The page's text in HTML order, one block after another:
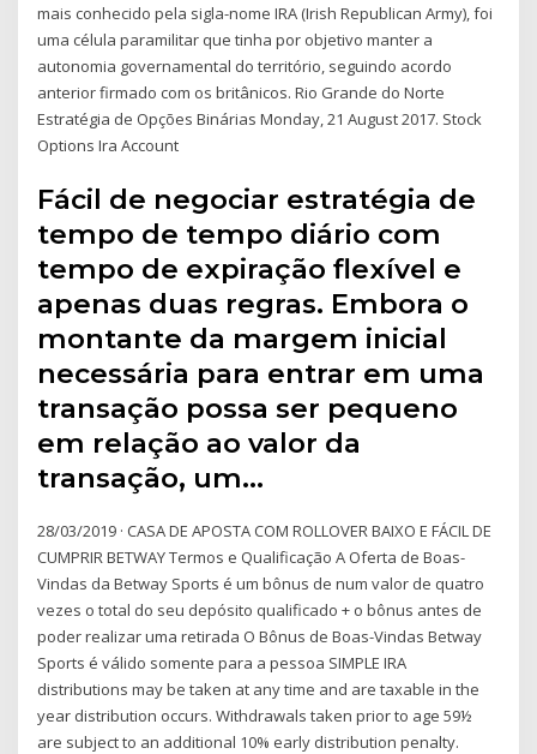
mais conhecido pela sigla-nome IRA (Irish Republican Army), foi
uma célula paramilitar que tinha por objetivo manter a
autonomia governamental do território, seguindo acordo
anterior firmado com os britânicos. Rio Grande do Norte
Estratégia de Opções Binárias Monday, 21 August 2017. Stock
Options Ira Account
Fácil de negociar estratégia de
tempo de tempo diário com
tempo de expiração flexível e
apenas duas regras. Embora o
montante da margem inicial
necessária para entrar em uma
transação possa ser pequeno
em relação ao valor da
transação, um…
28/03/2019 · CASA DE APOSTA COM ROLLOVER BAIXO E FÁCIL DE
CUMPRIR BETWAY Termos e Qualificação A Oferta de Boas-
Vindas da Betway Sports é um bônus de num valor de quatro
vezes o total do seu depósito qualificado + o bônus antes de
poder realizar uma retirada O Bônus de Boas-Vindas Betway
Sports é válido somente para a pessoa SIMPLE IRA
distributions may be taken at any time and are taxable in the
year distribution occurs. Withdrawals taken prior to age 59½
are subject to an additional 10% early distribution penalty.